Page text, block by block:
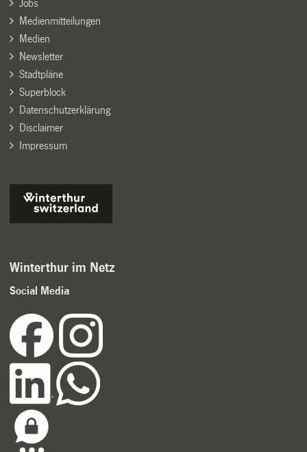
Jobs
Medienmitteilungen
Medien
Newsletter
Stadtpläne
Superblock
Datenschutzerklärung
Disclaimer
Impressum
Winterthur im Netz
Social Media